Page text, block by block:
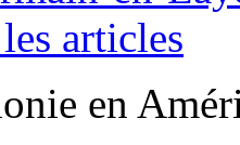
articles
en